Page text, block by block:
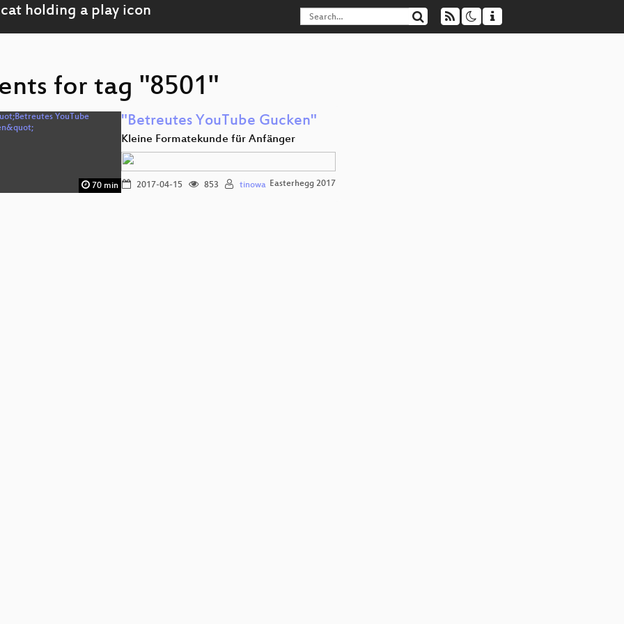
for tag "8501"
70 min
"Betreutes YouTube Gucken"
Kleine Formatekunde für Anfänger
2017-04-15 853 tinowa Easterhegg 2017